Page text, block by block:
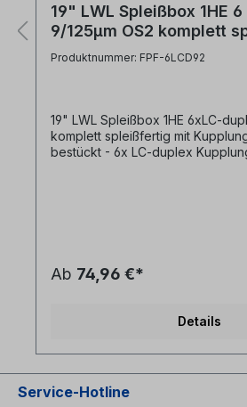
19" LWL Spleißbox 1HE
9/125µm OS2 komplett
Kupplungen 12 Pigtails
Produktnummer: FPF-6LCD92
19" LWL Spleißbox 1HE 6xLC-
komplett spleißfertig mit
bestückt - 6x LC-duplex
in Siebdruck- Laserwarnsymbol
Zubehör für Ihr LWL Netzwerk
Crimp Spleißschutz- LC
Ab 74,96 €*
Details
Service-Hotline